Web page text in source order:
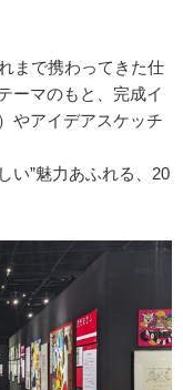
まで携わってきた仕
ーマのもと、完成イ
やアイデアスケッチ
い”魅力あふれる、20